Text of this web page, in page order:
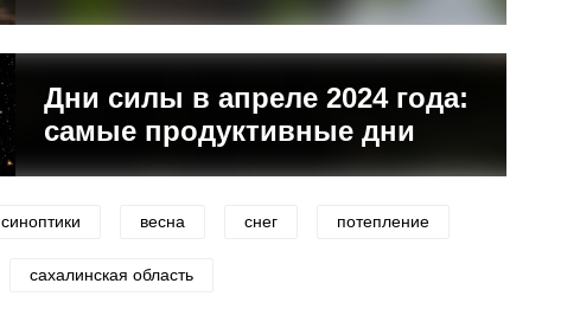
Дни силы в апреле 2024 года:
самые продуктивные дни
синоптики весна снег потепление
сахалинская область